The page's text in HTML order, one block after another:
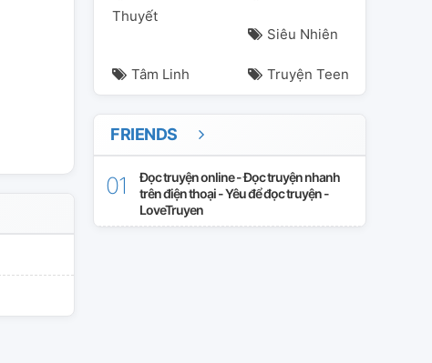
Thuyết
Siêu Nhiên
Tâm Linh Truyện Teen
FRIENDS
Đọc truyện online - Đọc truyện nhanh
trên điện thoại - Yêu để đọc truyện -
LoveTruyen